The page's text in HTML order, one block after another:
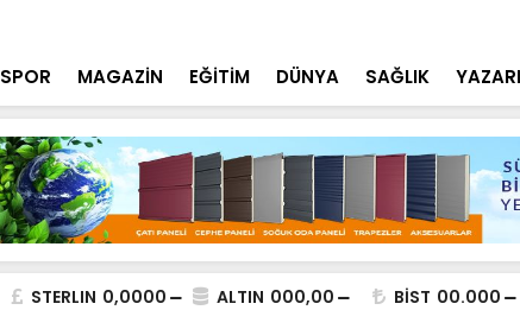
SPOR MAGAZİN EĞİTİM DÜNYA SAĞLIK
STERLIN 0,0000 ALTIN 000,00 BİST 00.000